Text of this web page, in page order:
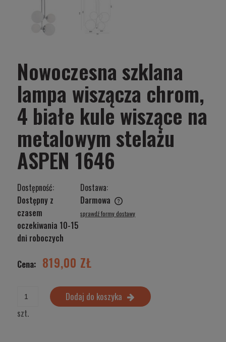
Nowoczesna szklana
lampa wiszącza chrom,
4 białe kule wiszące na
metalowym stelażu
ASPEN 1646
Dostępność:
Dostępny z
czasem
oczekiwania 10-15
dni roboczych
Dostawa:
Darmowa
Cena nie zawiera ewentualnych kosztów płatności
sprawdź formy dostawy
Cena: 819,00 ZŁ
szt.
Dodaj do koszyka